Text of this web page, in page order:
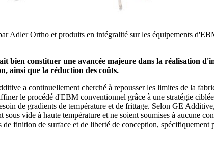
Adler Ortho et produits en intégralité sur les équipements
constituer une avancée majeure dans la réalisation
ainsi que la réduction des coûts.
a continuellement cherché à repousser les limites de la
le procédé d'EBM conventionnel grâce à une stratégie
de gradients de température et de frittage. Selon GE
vide à haute température et ne soient soumises à aucune
finition de surface et de liberté de conception, spécifiquement